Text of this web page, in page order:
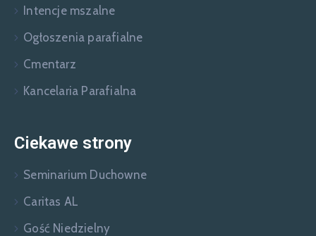
Intencje mszalne
Ogłoszenia parafialne
Cmentarz
Kancelaria Parafialna
Ciekawe strony
Seminarium Duchowne
Caritas AL
Gość Niedzielny